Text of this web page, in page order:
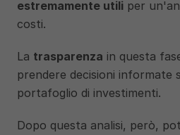
estremamente utili per
costi.
La trasparenza in questa
prendere decisioni informate
portafoglio di investimenti.
Dopo questa analisi, però,